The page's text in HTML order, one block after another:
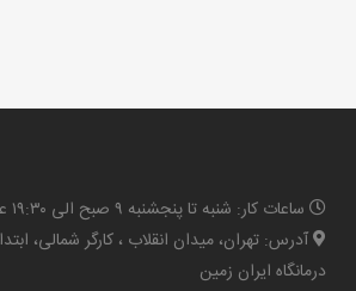
ساعات کار: شنبه تا پنجشنبه ۹ صبح الی ۱۹:۳۰ عصر
آدرس: تهران، میدان انقلاب ، کارگر شمالی،
درمانگاه ایران زمین